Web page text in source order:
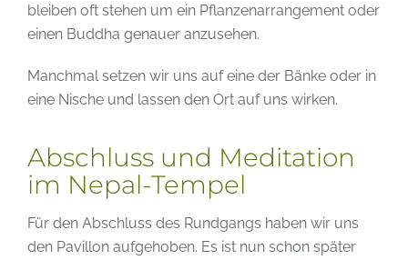
bleiben oft stehen um ein Pflanzenarrangement oder
einen Buddha genauer anzusehen.
Manchmal setzen wir uns auf eine der Bänke oder in
eine Nische und lassen den Ort auf uns wirken.
Abschluss und Meditation
im Nepal-Tempel
Für den Abschluss des Rundgangs haben wir uns
den Pavillon aufgehoben. Es ist nun schon später